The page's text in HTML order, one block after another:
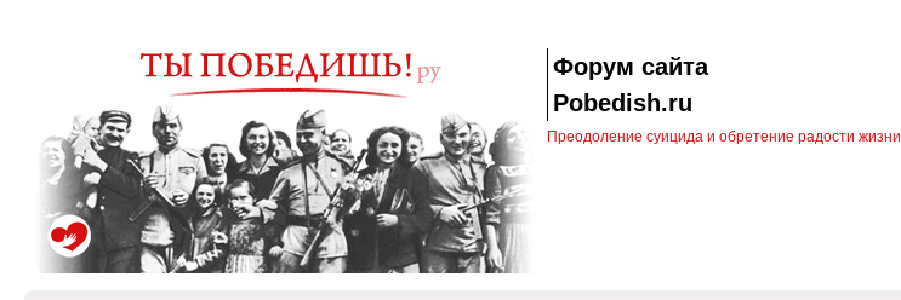
Форум сайта
Pobedish.ru
Преодоление суицида и обретение радости жизни